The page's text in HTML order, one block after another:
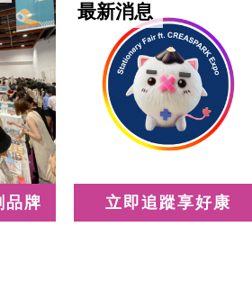
品牌
最新消息
立即追蹤享好康